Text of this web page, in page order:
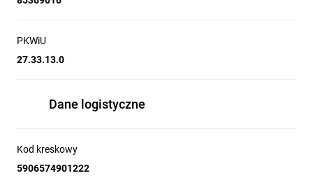
PKWiU
27.33.13.0
Dane logistyczne
Kod kreskowy
5906574901222